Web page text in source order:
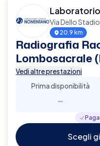
Via Dello
20.9 km
Radiografia
Lombosacrale
Vedi altre prestazioni
Prima disponibilità
-
Scegli